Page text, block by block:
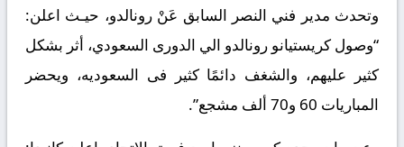
وتحدث مدير فني النصر السابق عَنْ رونالدو، حيـث اعلن:
“وصول كريستيانو رونالدو الي الدورى السعودي، أثر بشكل
كثير عليهم، والشغف دائمًا كثير فى السعوديه، ويحضر
المباريات 60 و70 ألف مشجع”.